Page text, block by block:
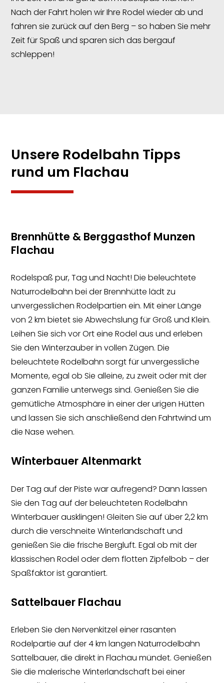
Nach der Fahrt holen wir Ihre Rodel wieder ab und
fahren sie zurück auf den Berg – so haben Sie mehr
Zeit für Spaß und sparen sich das bergauf
schleppen!
Unsere Rodelbahn Tipps
rund um Flachau
Brennhütte & Berggasthof Munzen
Flachau
Rodelspaß pur, Tag und Nacht! Die beleuchtete
Naturrodelbahn bei der Brennhütte lädt zu
unvergesslichen Rodelpartien ein. Mit einer Länge
von 2 km bietet sie Abwechslung für Groß und Klein.
Leihen Sie sich vor Ort eine Rodel aus und erleben
Sie den Winterzauber in vollen Zügen. Die
beleuchtete Rodelbahn sorgt für unvergessliche
Momente, egal ob Sie alleine, zu zweit oder mit der
ganzen Familie unterwegs sind. Genießen Sie die
gemütliche Atmosphäre in einer der urigen Hütten
und lassen Sie sich anschließend den Fahrtwind um
die Nase wehen.
Winterbauer Altenmarkt
Der Tag auf der Piste war aufregend? Dann lassen
Sie den Tag auf der beleuchteten Rodelbahn
Winterbauer ausklingen! Gleiten Sie auf über 2,2 km
durch die verschneite Winterlandschaft und
genießen Sie die frische Bergluft. Egal ob mit der
klassischen Rodel oder dem flotten Zipfelbob – der
Spaßfaktor ist garantiert.
Sattelbauer Flachau
Erleben Sie den Nervenkitzel einer rasanten
Rodelpartie auf der 4 km langen Naturrodelbahn
Sattelbauer, die direkt in Flachau mündet. Genießen
Sie die malerische Winterlandschaft bei einer